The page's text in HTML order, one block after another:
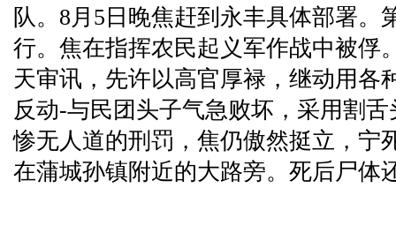
队。8月5日晚焦赶到永丰具体部署。
行。焦在指挥农民起义军作战中被俘
天审讯，先许以高官厚禄，继动用各
反动-与民团头子气急败坏，采用割
惨无人道的刑罚，焦仍傲然挺立，宁
在蒲城孙镇附近的大路旁。死后尸体